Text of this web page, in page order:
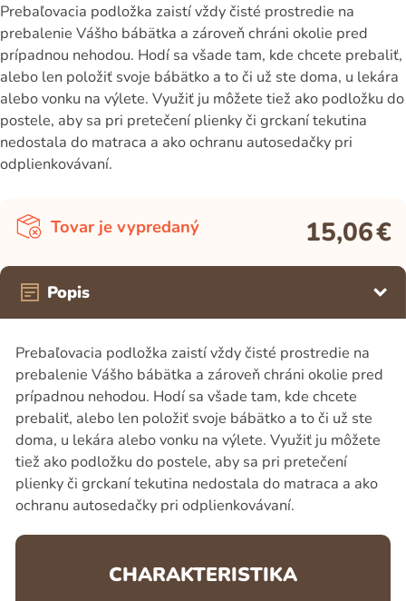
Prebaľovacia podložka zaistí vždy čisté prostredie na
prebalenie Vášho bábätka a zároveň chráni okolie pred
prípadnou nehodou. Hodí sa všade tam, kde chcete prebaliť,
alebo len položiť svoje bábätko a to či už ste doma, u lekára
alebo vonku na výlete. Využiť ju môžete tiež ako podložku do
postele, aby sa pri pretečení plienky či grckaní tekutina
nedostala do matraca a ako ochranu autosedačky pri
odplienkovávaní.
Tovar je vypredaný 15,06€
Popis
Prebaľovacia podložka zaistí vždy čisté prostredie na
prebalenie Vášho bábätka a zároveň chráni okolie pred
prípadnou nehodou. Hodí sa všade tam, kde chcete
prebaliť, alebo len položiť svoje bábätko a to či už ste
doma, u lekára alebo vonku na výlete. Využiť ju môžete
tiež ako podložku do postele, aby sa pri pretečení
plienky či grckaní tekutina nedostala do matraca a ako
ochranu autosedačky pri odplienkovávaní.
CHARAKTERISTIKA